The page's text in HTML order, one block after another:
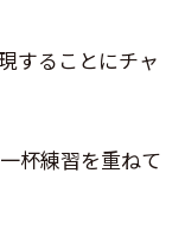
することにチャ
杯練習を重ねて